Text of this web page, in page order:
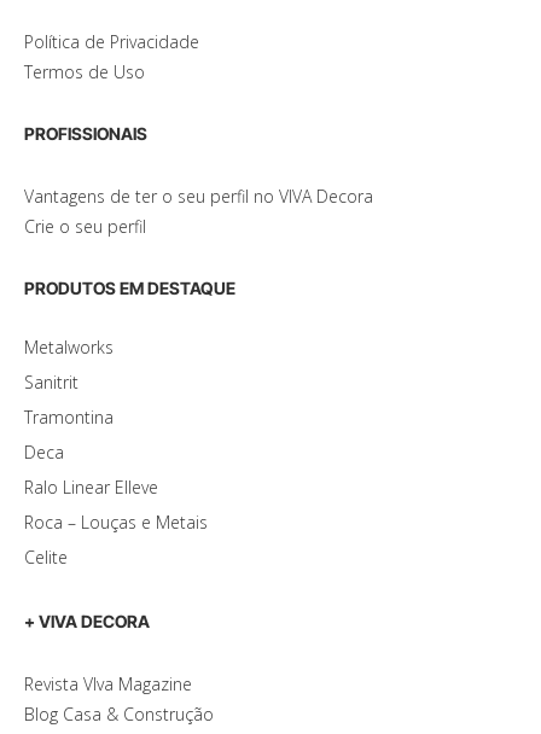
Política de Privacidade
Termos de Uso
PROFISSIONAIS
Vantagens de ter o seu perfil no VIVA Decora
Crie o seu perfil
PRODUTOS EM DESTAQUE
Metalworks
Sanitrit
Tramontina
Deca
Ralo Linear Elleve
Roca – Louças e Metais
Celite
+ VIVA DECORA
Revista VIva Magazine
Blog Casa & Construção